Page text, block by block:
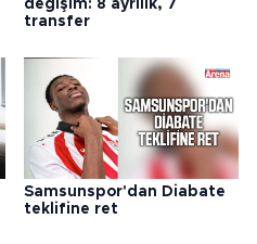
değişim: 8 ayrılık, 7
transfer
Samsunspor'dan Diabate
teklifine ret